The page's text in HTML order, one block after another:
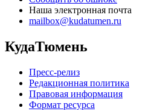
Наша электронная почта
mailbox@kudatumen.ru
КудаТюмень
Пресс-релиз
Редакционная политика
Правовая информация
Формат ресурса